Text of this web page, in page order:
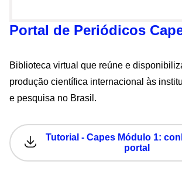
Portal de Periódicos
Biblioteca virtual que reúne e
produção científica internacional às
e pesquisa no Brasil.
Tutorial - Capes Módulo 1:
portal